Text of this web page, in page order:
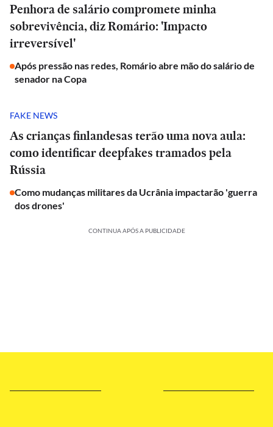
Penhora de salário compromete minha
sobrevivência, diz Romário: 'Impacto
irreversível'
Após pressão nas redes, Romário abre mão do salário de
senador na Copa
FAKE NEWS
As crianças finlandesas terão uma nova aula:
como identificar deepfakes tramados pela
Rússia
Como mudanças militares da Ucrânia impactarão 'guerra
dos drones'
CONTINUA APÓS A PUBLICIDADE